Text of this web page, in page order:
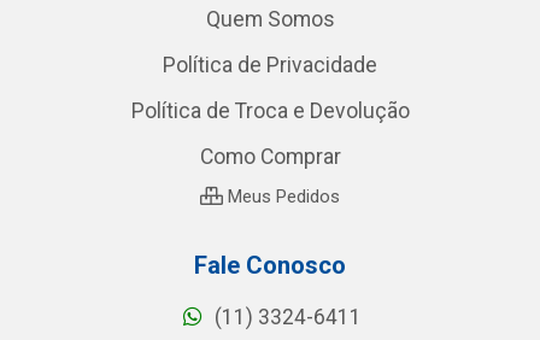
Quem Somos
Política de Privacidade
Política de Troca e Devolução
Como Comprar
Meus Pedidos
Fale Conosco
(11) 3324-6411